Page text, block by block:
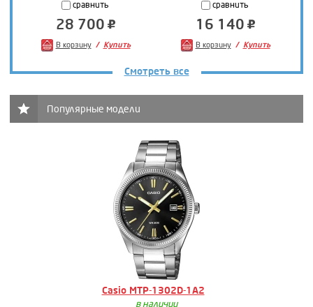
сравнить
28 700
В корзину Купить
сравнить
16 140
В корзину Купить
Смотреть все
Популярные модели
Casio MTP-1302D-1A2
в наличии